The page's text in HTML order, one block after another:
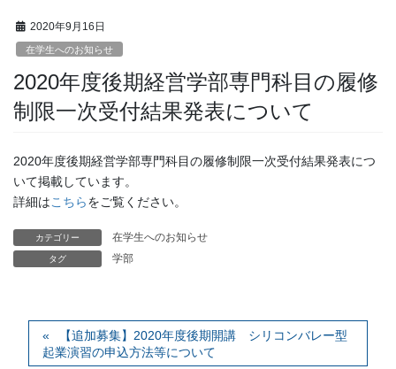
2020年9月16日
在学生へのお知らせ
2020年度後期経営学部専門科目の履修
制限一次受付結果発表について
2020年度後期経営学部専門科目の履修制限一次受付結果発表につ
いて掲載しています。
詳細はこちらをご覧ください。
カテゴリー 在学生へのお知らせ
タグ 学部
【追加募集】2020年度後期開講 シリコンバレー型
起業演習の申込方法等について